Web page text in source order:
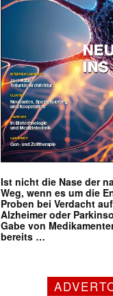
Ist nicht die Nase der
Weg, wenn es um die
Proben bei Verdacht
Alzheimer oder
Gabe von
bereits …